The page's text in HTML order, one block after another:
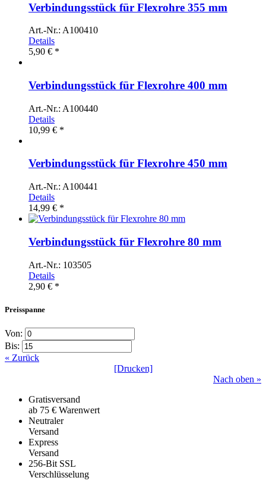
Verbindungsstück für Flexrohre 355 mm
Art.-Nr.: A100410
Details
5,90 € *
Verbindungsstück für Flexrohre 400 mm
Art.-Nr.: A100440
Details
10,99 € *
Verbindungsstück für Flexrohre 450 mm
Art.-Nr.: A100441
Details
14,99 € *
Verbindungsstück für Flexrohre 80 mm
Art.-Nr.: 103505
Details
2,90 € *
Preisspanne
Von:
Bis:
« Zurück
[Drucken]
Nach oben »
Gratisversand
ab 75 € Warenwert
Neutraler
Versand
Express
Versand
256-Bit SSL
Verschlüsselung